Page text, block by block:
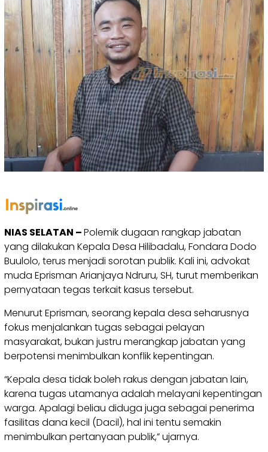
NIAS SELATAN –Polemik dugaan rangkap jabatan
yang dilakukan Kepala Desa Hilibadalu, Fondara Dodo
Buulolo, terus menjadi sorotan publik. Kali ini, advokat
muda Eprisman Arianjaya Ndruru, SH, turut memberikan
pernyataan tegas terkait kasus tersebut.
Menurut Eprisman, seorang kepala desa seharusnya
fokus menjalankan tugas sebagai pelayan
masyarakat, bukan justru merangkap jabatan yang
berpotensi menimbulkan konflik kepentingan.
“Kepala desa tidak boleh rakus dengan jabatan lain,
karena tugas utamanya adalah melayani kepentingan
warga. Apalagi beliau diduga juga sebagai penerima
fasilitas dana kecil (Dacil), hal ini tentu semakin
menimbulkan pertanyaan publik,” ujarnya.